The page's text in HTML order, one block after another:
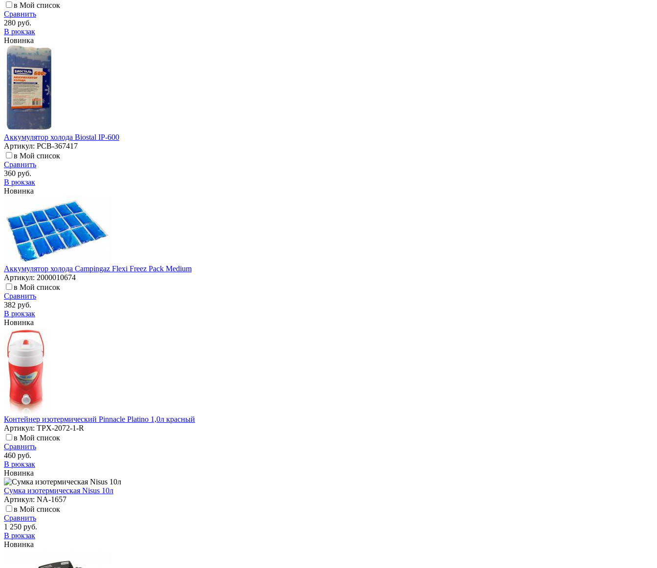
в Мой список
Сравнить
280 руб.
В рюкзак
Новинка
Аккумулятор холода Biostal IP-600
Артикул: РСВ-367417
в Мой список
Сравнить
360 руб.
В рюкзак
Новинка
Аккумулятор холода Campingaz Flexi Freez Pack Medium
Артикул: 2000010674
в Мой список
Сравнить
382 руб.
В рюкзак
Новинка
Контейнер изотермический Pinnacle Platino 1,0л красный
Артикул: TPX-2072-1-R
в Мой список
Сравнить
460 руб.
В рюкзак
Новинка
Сумка изотермическая Nisus 10л
Артикул: NA-1657
в Мой список
Сравнить
1 250 руб.
В рюкзак
Новинка